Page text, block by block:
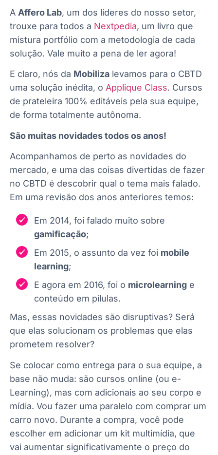
A Affero Lab, um dos líderes do nosso setor,
trouxe para todos a Nextpedia, um livro que
mistura portfólio com a metodologia de cada
solução. Vale muito a pena de ler agora!
E claro, nós da Mobiliza levamos para o CBTD
uma solução inédita, o Applique Class. Cursos
de prateleira 100% editáveis pela sua equipe,
de forma totalmente autônoma.
São muitas novidades todos os anos!
Acompanhamos de perto as novidades do
mercado, e uma das coisas divertidas de fazer
no CBTD é descobrir qual o tema mais falado.
Em uma revisão dos anos anteriores temos:
Em 2014, foi falado muito sobre
gamificação;
Em 2015, o assunto da vez foi mobile
learning;
E agora em 2016, foi o microlearning e
conteúdo em pílulas.
Mas, essas novidades são disruptivas? Será
que elas solucionam os problemas que elas
prometem resolver?
Se colocar como entrega para o sua equipe, a
base não muda: são cursos online (ou e-
Learning), mas com adicionais ao seu corpo e
mídia. Vou fazer uma paralelo com comprar um
carro novo. Durante a compra, você pode
escolher em adicionar um kit multimídia, que
vai aumentar significativamente o preço do